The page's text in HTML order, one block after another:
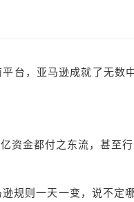
台，亚马逊成就了无
资金都付之东流，甚至
规则一天一变，说不